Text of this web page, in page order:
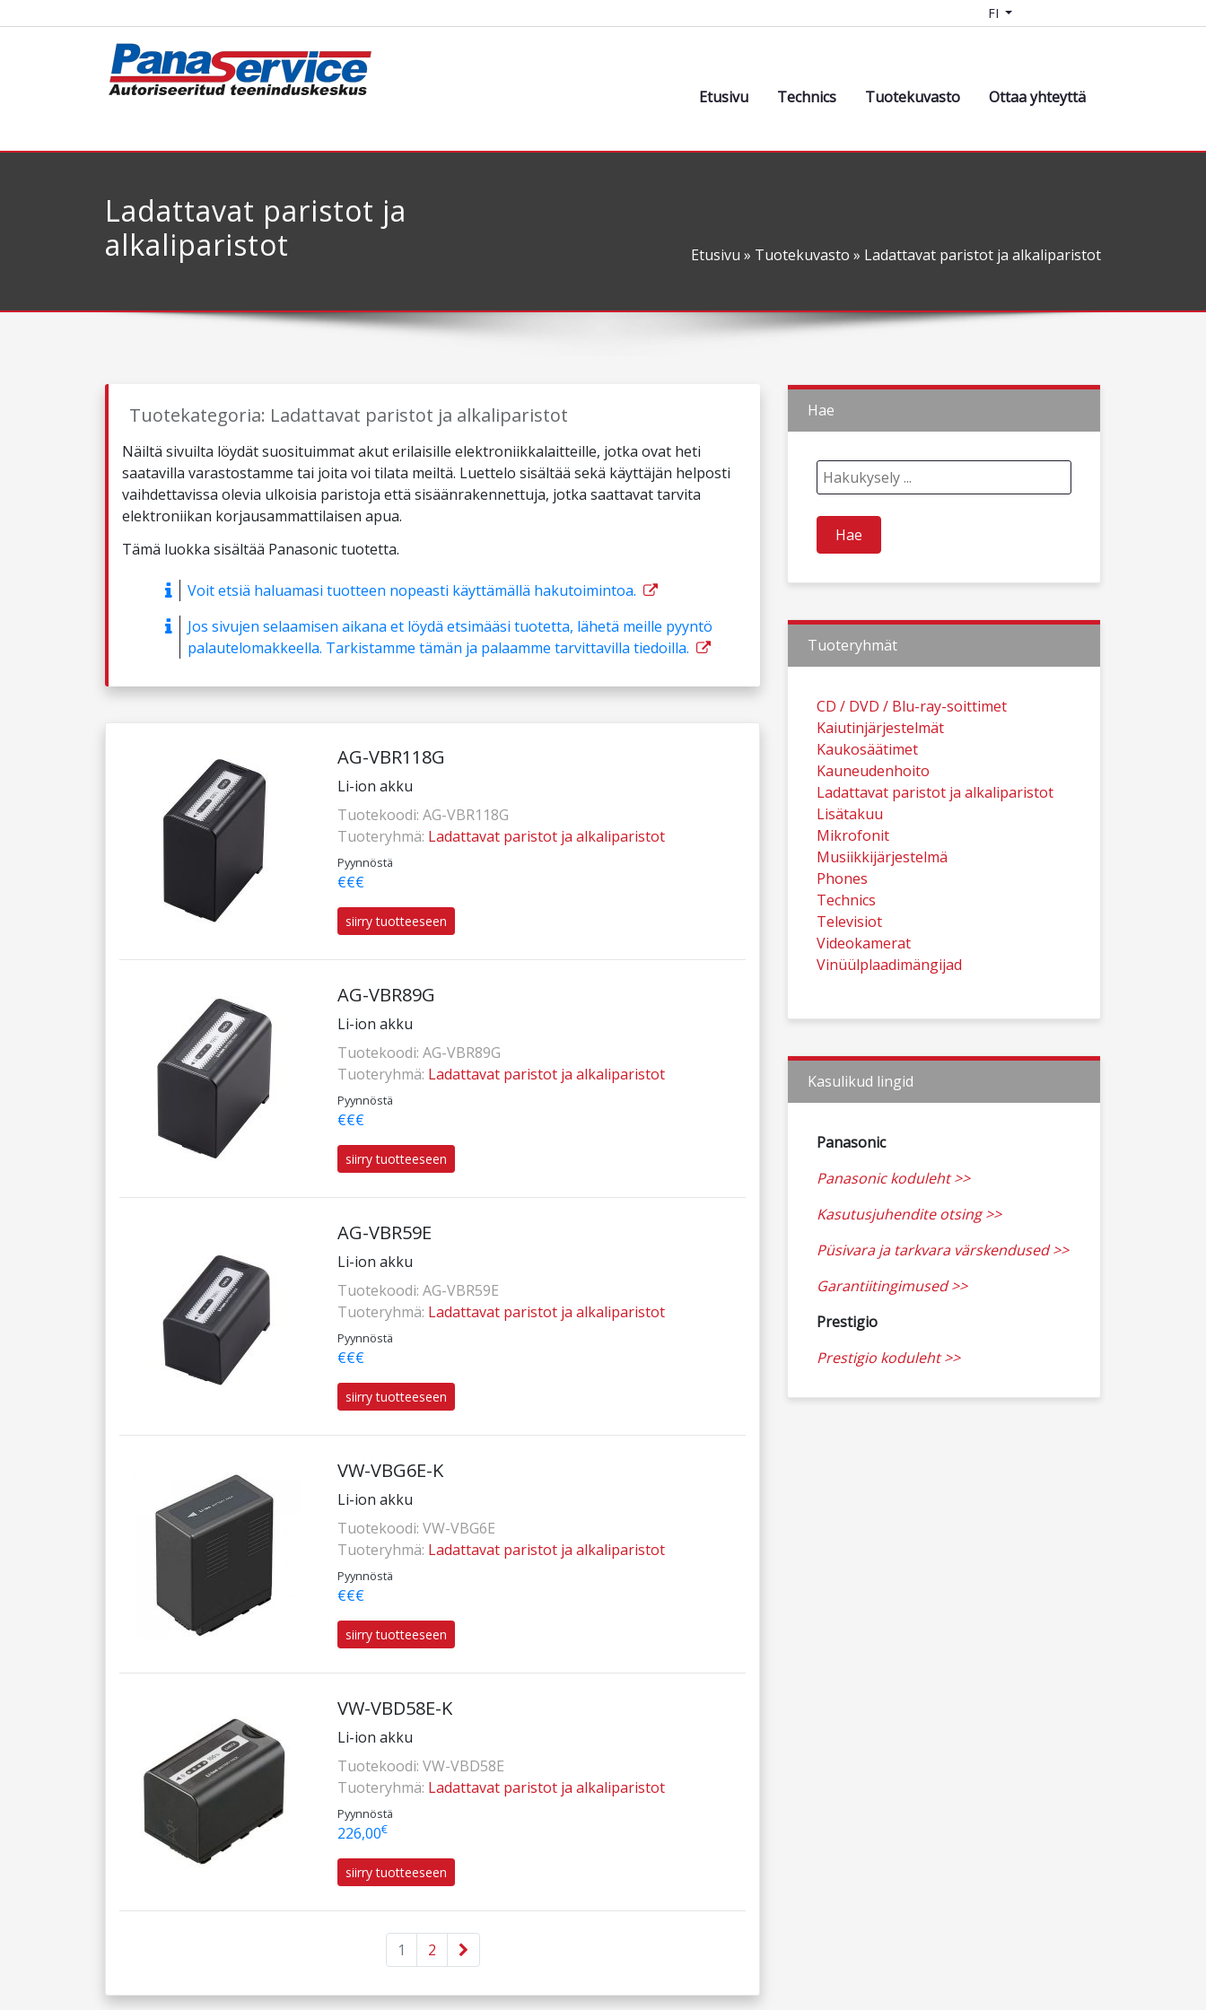
FI
Etusivu Technics Tuotekuvasto Ottaa yhteyttä
Ladattavat paristot ja
alkaliparistot
Etusivu » Tuotekuvasto » Ladattavat paristot ja alkaliparistot
Tuotekategoria: Ladattavat paristot ja alkaliparistot
Näiltä sivuilta löydät suosituimmat akut erilaisille elektroniikkalaitteille, jotka ovat heti
saatavilla varastostamme tai joita voi tilata meiltä. Luettelo sisältää sekä käyttäjän helposti
vaihdettavissa olevia ulkoisia paristoja että sisäänrakennettuja, jotka saattavat tarvita
elektroniikan korjausammattilaisen apua.
Tämä luokka sisältää Panasonic tuotetta.
Voit etsiä haluamasi tuotteen nopeasti käyttämällä hakutoimintoa.
Jos sivujen selaamisen aikana et löydä etsimääsi tuotetta, lähetä meille pyyntö
palautelomakkeella. Tarkistamme tämän ja palaamme tarvittavilla tiedoilla.
AG-VBR118G
Li-ion akku
Tuotekoodi: AG-VBR118G
Tuoteryhmä: Ladattavat paristot ja alkaliparistot
Pyynnöstä
€€€
siirry tuotteeseen
AG-VBR89G
Li-ion akku
Tuotekoodi: AG-VBR89G
Tuoteryhmä: Ladattavat paristot ja alkaliparistot
Pyynnöstä
€€€
siirry tuotteeseen
AG-VBR59E
Li-ion akku
Tuotekoodi: AG-VBR59E
Tuoteryhmä: Ladattavat paristot ja alkaliparistot
Pyynnöstä
€€€
siirry tuotteeseen
VW-VBG6E-K
Li-ion akku
Tuotekoodi: VW-VBG6E
Tuoteryhmä: Ladattavat paristot ja alkaliparistot
Pyynnöstä
€€€
siirry tuotteeseen
VW-VBD58E-K
Li-ion akku
Tuotekoodi: VW-VBD58E
Tuoteryhmä: Ladattavat paristot ja alkaliparistot
Pyynnöstä
226,00€
siirry tuotteeseen
1 2
Hae
Tuoteryhmät
CD / DVD / Blu-ray-soittimet
Kaiutinjärjestelmät
Kaukosäätimet
Kauneudenhoito
Ladattavat paristot ja alkaliparistot
Lisätakuu
Mikrofonit
Musiikkijärjestelmä
Phones
Technics
Televisiot
Videokamerat
Vinüülplaadimängijad
Kasulikud lingid
Panasonic
Panasonic koduleht >>
Kasutusjuhendite otsing >>
Püsivara ja tarkvara värskendused >>
Garantiitingimused >>
Prestigio
Prestigio koduleht >>